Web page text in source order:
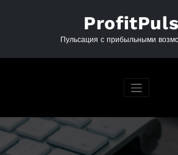
Пульсация с прибыльными